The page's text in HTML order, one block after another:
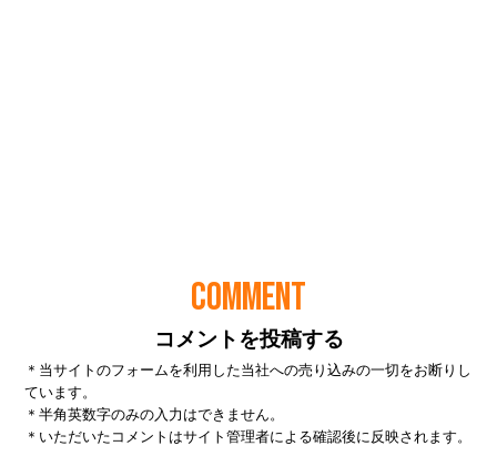
COMMENT
コメントを投稿する
＊当サイトのフォームを利用した当社への売り込みの一切をお断りし
ています。
＊半角英数字のみの入力はできません。
＊いただいたコメントはサイト管理者による確認後に反映されます。